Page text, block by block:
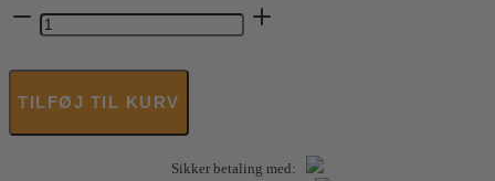
Scandinavian
Collection
Nødradio/fritidsradio
lommelygte
antal
TILFØJ TIL KURV
Sikker betaling med: